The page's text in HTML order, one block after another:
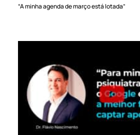
“A minha agenda de março está lotada”